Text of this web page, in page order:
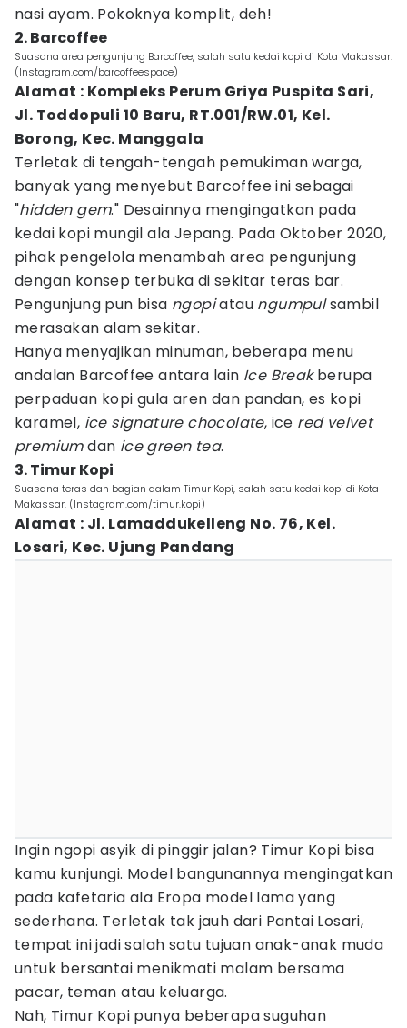
nasi ayam. Pokoknya komplit, deh!
2. Barcoffee
Suasana area pengunjung Barcoffee, salah satu kedai kopi di Kota Makassar.
(Instagram.com/barcoffeespace)
Alamat : Kompleks Perum Griya Puspita Sari,
Jl. Toddopuli 10 Baru, RT.001/RW.01, Kel.
Borong, Kec. Manggala
Terletak di tengah-tengah pemukiman warga,
banyak yang menyebut Barcoffee ini sebagai
"hidden gem." Desainnya mengingatkan pada
kedai kopi mungil ala Jepang. Pada Oktober 2020,
pihak pengelola menambah area pengunjung
dengan konsep terbuka di sekitar teras bar.
Pengunjung pun bisa ngopiatau ngumpulsambil
merasakan alam sekitar.
Hanya menyajikan minuman, beberapa menu
andalan Barcoffee antara lain Ice Breakberupa
perpaduan kopi gula aren dan pandan, es kopi
karamel, ice signature chocolate, ice red velvet
premiumdan ice green tea.
3. Timur Kopi
Suasana teras dan bagian dalam Timur Kopi, salah satu kedai kopi di Kota
Makassar. (Instagram.com/timur.kopi)
Alamat : Jl. Lamaddukelleng No. 76, Kel.
Losari, Kec. Ujung Pandang
Ingin ngopi asyik di pinggir jalan? Timur Kopi bisa
kamu kunjungi. Model bangunannya mengingatkan
pada kafetaria ala Eropa model lama yang
sederhana. Terletak tak jauh dari Pantai Losari,
tempat ini jadi salah satu tujuan anak-anak muda
untuk bersantai menikmati malam bersama
pacar, teman atau keluarga.
Nah, Timur Kopi punya beberapa suguhan